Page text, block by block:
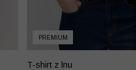
PREMIUM
T-shirt z lnu